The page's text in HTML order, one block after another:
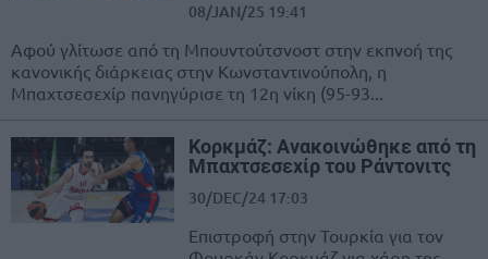
08/JAN/25 19:41
Αφού γλίτωσε από τη Μπουντούτσνοστ στην εκπνοή της
κανονικής διάρκειας στην Κωνσταντινούπολη, η
Μπαχτσεσεχίρ πανηγύρισε τη 12η νίκη (95-93...
Κορκμάζ: Ανακοινώθηκε από τη
Μπαχτσεσεχίρ του Ράντονιτς
30/DEC/24 17:03
Επιστροφή στην Τουρκία για τον